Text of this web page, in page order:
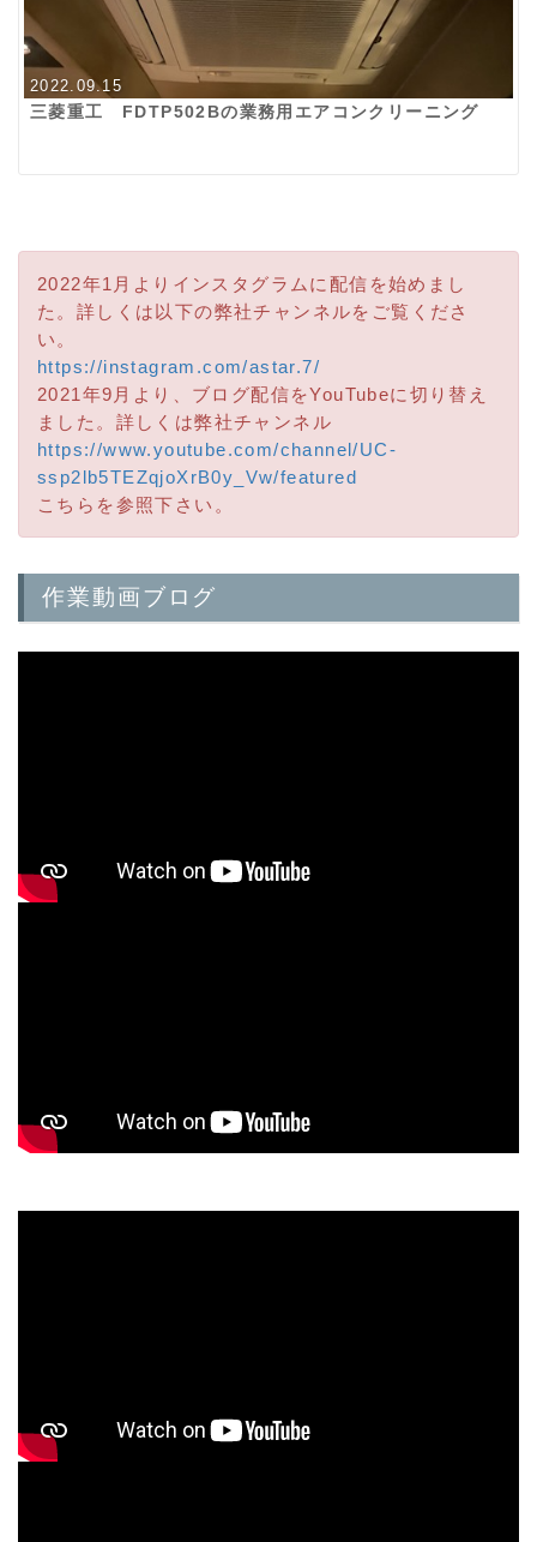
2022.09.15
三菱重工 FDTP502Bの業務用エアコンクリーニング
2022年1月よりインスタグラムに配信を始めまし
た。詳しくは以下の弊社チャンネルをご覧くださ
い。
https://instagram.com/astar.7/
2021年9月より、ブログ配信をYouTubeに切り替え
ました。詳しくは弊社チャンネル
https://www.youtube.com/channel/UC-
ssp2lb5TEZqjoXrB0y_Vw/featured
こちらを参照下さい。
作業動画ブログ